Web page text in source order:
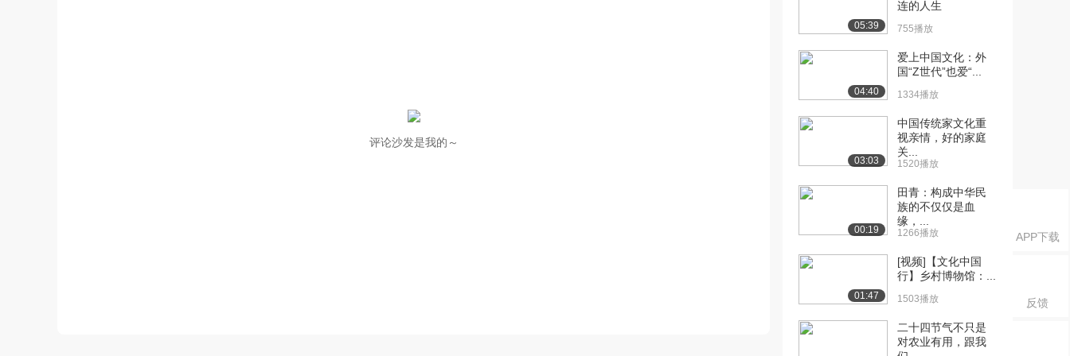
APP下载
反馈
评论沙发是我的～
05:39
连的人生
755播放
04:40
爱上中国文化：外
国“Z世代”也爱“...
1334播放
03:03
中国传统家文化重
视亲情，好的家庭
关...
1520播放
00:19
田青：构成中华民
族的不仅仅是血
缘，...
1266播放
01:47
[视频]【文化中国
行】乡村博物馆：...
1503播放
二十四节气不只是
对农业有用，跟我